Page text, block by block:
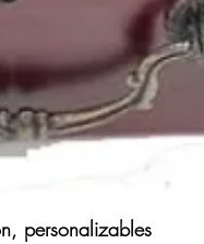
personalizables